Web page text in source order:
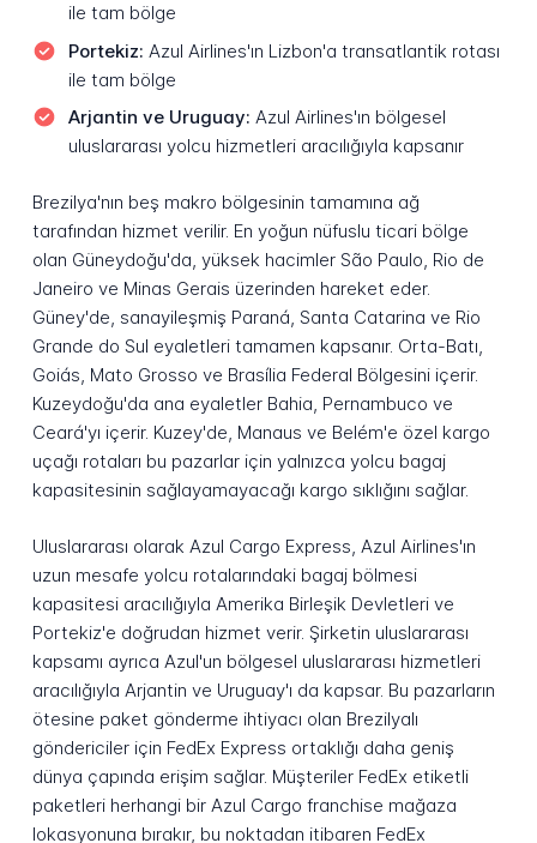
ile tam bölge
Portekiz: Azul Airlines'ın Lizbon'a transatlantik rotası
ile tam bölge
Arjantin ve Uruguay: Azul Airlines'ın bölgesel
uluslararası yolcu hizmetleri aracılığıyla kapsanır
Brezilya'nın beş makro bölgesinin tamamına ağ
tarafından hizmet verilir. En yoğun nüfuslu ticari bölge
olan Güneydoğu'da, yüksek hacimler São Paulo, Rio de
Janeiro ve Minas Gerais üzerinden hareket eder.
Güney'de, sanayileşmiş Paraná, Santa Catarina ve Rio
Grande do Sul eyaletleri tamamen kapsanır. Orta-Batı,
Goiás, Mato Grosso ve Brasília Federal Bölgesini içerir.
Kuzeydoğu'da ana eyaletler Bahia, Pernambuco ve
Ceará'yı içerir. Kuzey'de, Manaus ve Belém'e özel kargo
uçağı rotaları bu pazarlar için yalnızca yolcu bagaj
kapasitesinin sağlayamayacağı kargo sıklığını sağlar.
Uluslararası olarak Azul Cargo Express, Azul Airlines'ın
uzun mesafe yolcu rotalarındaki bagaj bölmesi
kapasitesi aracılığıyla Amerika Birleşik Devletleri ve
Portekiz'e doğrudan hizmet verir. Şirketin uluslararası
kapsamı ayrıca Azul'un bölgesel uluslararası hizmetleri
aracılığıyla Arjantin ve Uruguay'ı da kapsar. Bu pazarların
ötesine paket gönderme ihtiyacı olan Brezilyalı
göndericiler için FedEx Express ortaklığı daha geniş
dünya çapında erişim sağlar. Müşteriler FedEx etiketli
paketleri herhangi bir Azul Cargo franchise mağaza
lokasyonuna bırakır, bu noktadan itibaren FedEx